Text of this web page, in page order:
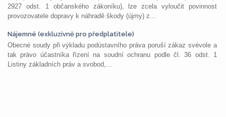
2927 odst. 1 občanského zákoníku), lze zcela vyloučit povinnost
provozovatele dopravy k náhradě škody (újmy) z...
Nájemné (exkluzivně pro předplatitele)
Obecné soudy při výkladu podústavního práva poruší zákaz svévole a
tak právo účastníka řízení na soudní ochranu podle čl. 36 odst. 1
Listiny základních práv a svobod,...